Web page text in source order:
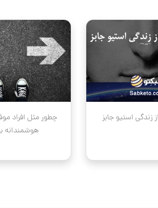
استیو جابز
چطور مثل افراد
هوشمندانه